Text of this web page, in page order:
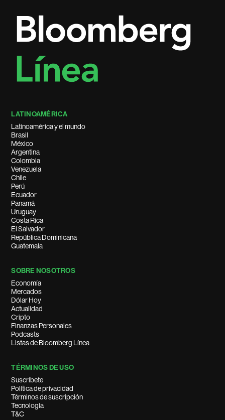
LATINOAMÉRICA
Latinoamérica y el mundo
Brasil
México
Argentina
Colombia
Venezuela
Chile
Perú
Ecuador
Panamá
Uruguay
Costa Rica
El Salvador
República Dominicana
Guatemala
SOBRE NOSOTROS
Economía
Mercados
Dólar Hoy
Actualidad
Cripto
Finanzas Personales
Podcasts
Listas de Bloomberg Línea
TÉRMINOS DE USO
Suscríbete
Política de privacidad
Términos de suscripción
Tecnología
T&C